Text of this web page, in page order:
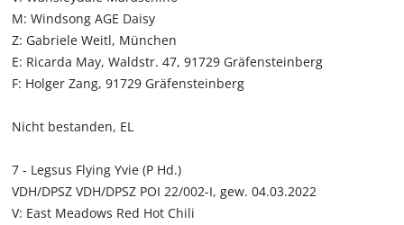
M: Windsong AGE Daisy
Z: Gabriele Weitl, München
E: Ricarda May, Waldstr. 47, 91729 Gräfensteinberg
F: Holger Zang, 91729 Gräfensteinberg
Nicht bestanden, EL
7 - Legsus Flying Yvie (P Hd.)
VDH/DPSZ VDH/DPSZ POI 22/002-I, gew. 04.03.2022
V: East Meadows Red Hot Chili